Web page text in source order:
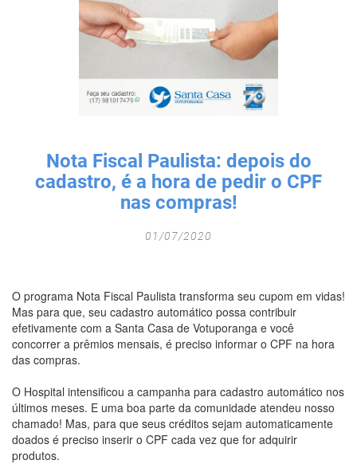
TODOS OS CAMPOS SÃO OBRIGATÓRIOS.
Nota Fiscal Paulista: depois do
cadastro, é a hora de pedir o CPF
nas compras!
01/07/2020
O programa Nota Fiscal Paulista transforma seu cupom em vidas!
Mas para que, seu cadastro automático possa contribuir
efetivamente com a Santa Casa de Votuporanga e você
concorrer a prêmios mensais, é preciso informar o CPF na hora
das compras.
O Hospital intensificou a campanha para cadastro automático nos
últimos meses. E uma boa parte da comunidade atendeu nosso
chamado! Mas, para que seus créditos sejam automaticamente
doados é preciso inserir o CPF cada vez que for adquirir
produtos.